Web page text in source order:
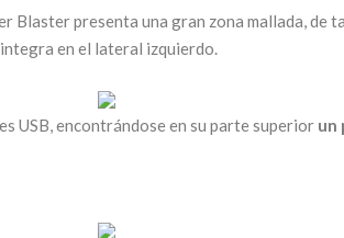
Blaster presenta una gran zona mallada, de
en el lateral izquierdo.
USB, encontrándose en su parte superior un